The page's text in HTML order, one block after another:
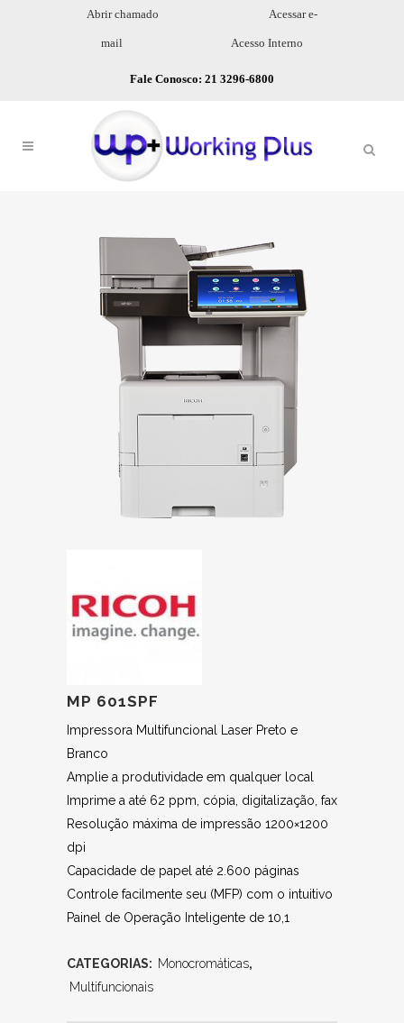
Abrir chamado Acessar e-
mail Acesso Interno
Fale Conosco: 21 3296-6800
MP 601SPF
Impressora Multifuncional Laser Preto e
Branco
Amplie a produtividade em qualquer local
Imprime a até 62 ppm, cópia, digitalização, fax
Resolução máxima de impressão 1200×1200
dpi
Capacidade de papel até 2.600 páginas
Controle facilmente seu (MFP) com o intuitivo
Painel de Operação Inteligente de 10,1
CATEGORIAS: Monocromáticas,
Multifuncionais